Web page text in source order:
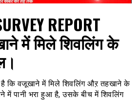
REPORT
में मिले शिवलिंग के
है कि वजूखाने में मिले शिवलिंग औऱ तहखाने के
में पानी भरा हुआ है, उसके बीच में शिवलिंग